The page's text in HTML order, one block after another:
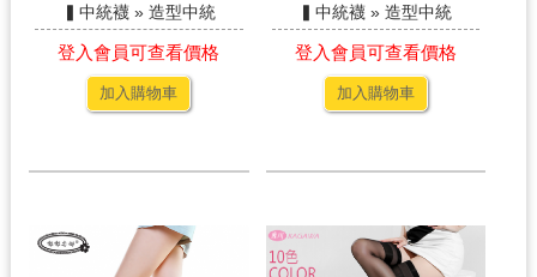
▍中統襪 » 造型中統
登入會員可查看價格
加入購物車
▍中統襪 » 造型中統
登入會員可查看價格
加入購物車